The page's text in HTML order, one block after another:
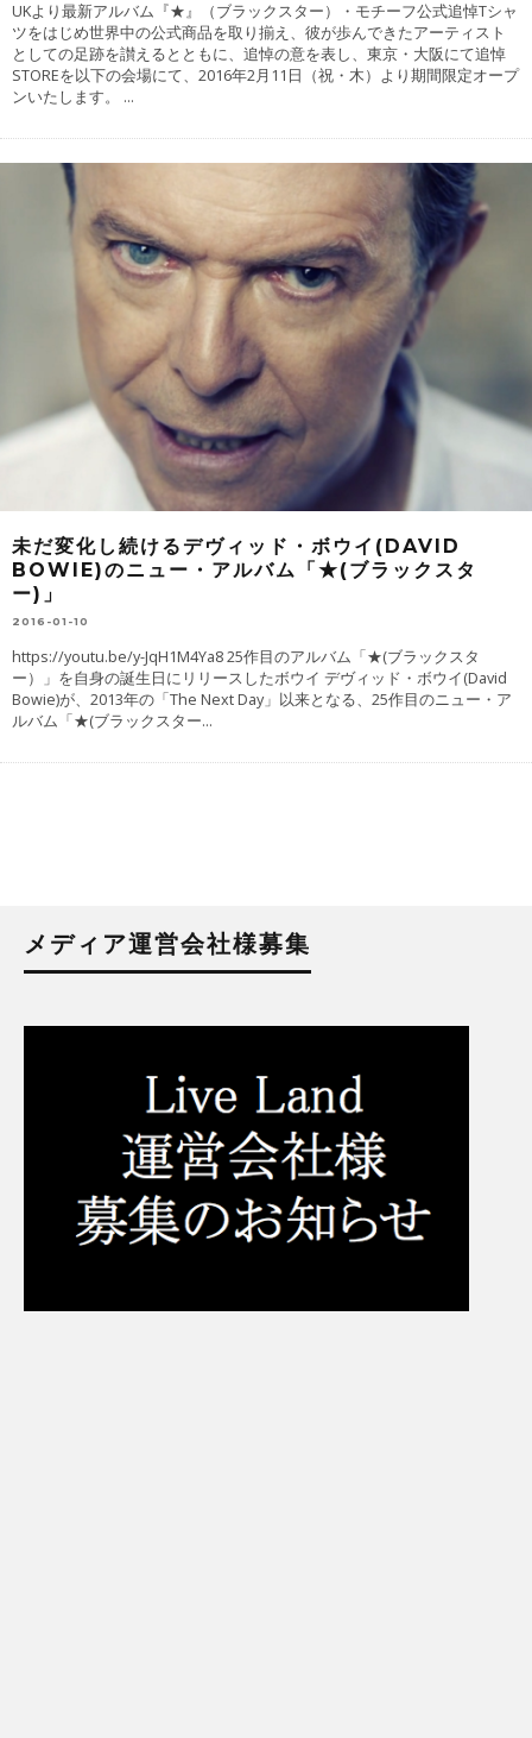
UKより最新アルバム『★』（ブラックスター）・モチーフ公式追悼Tシャ
ツをはじめ世界中の公式商品を取り揃え、彼が歩んできたアーティスト
としての足跡を讃えるとともに、追悼の意を表し、東京・大阪にて追悼
STOREを以下の会場にて、2016年2月11日（祝・木）より期間限定オープ
ンいたします。 ...
未だ変化し続けるデヴィッド・ボウイ(DAVID
BOWIE)のニュー・アルバム「★(ブラックスタ
ー)」
2016-01-10
https://youtu.be/y-JqH1M4Ya8 25作目のアルバム「★(ブラックスタ
ー）」を自身の誕生日にリリースしたボウイ デヴィッド・ボウイ(David
Bowie)が、2013年の「The Next Day」以来となる、25作目のニュー・ア
ルバム「★(ブラックスター...
メディア運営会社様募集